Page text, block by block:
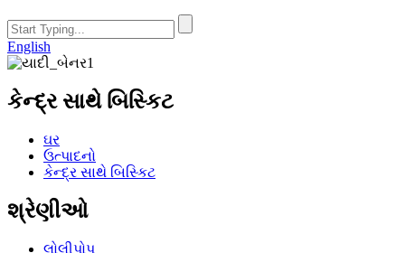
English
કેન્દ્ર સાથે બિસ્કિટ
ઘર
ઉત્પાદનો
કેન્દ્ર સાથે બિસ્કિટ
શ્રેણીઓ
લોલીપોપ